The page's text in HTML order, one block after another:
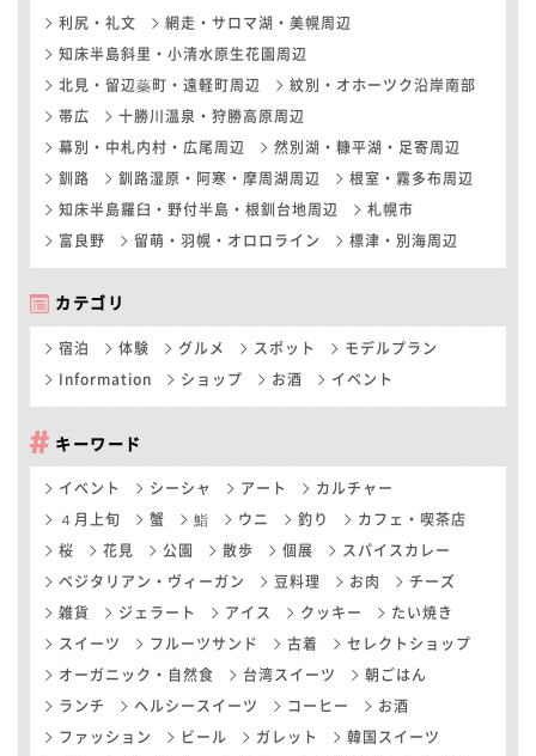
利尻・礼文 網走・サロマ湖・美幌周辺
知床半島斜里・小清水原生花園周辺
北見・留辺蘂町・遠軽町周辺 紋別・オホーツク沿岸南部
帯広 十勝川温泉・狩勝高原周辺
幕別・中札内村・広尾周辺 然別湖・糠平湖・足寄周辺
釧路 釧路湿原・阿寒・摩周湖周辺 根室・霧多布周辺
知床半島羅臼・野付半島・根釧台地周辺 札幌市
富良野 留萌・羽幌・オロロライン 標津・別海周辺
カテゴリ
宿泊 体験 グルメ スポット モデルプラン
Information ショップ お酒 イベント
キーワード
イベント シーシャ アート カルチャー
４月上旬 蟹 鮨 ウニ 釣り カフェ・喫茶店
桜 花見 公園 散歩 個展 スパイスカレー
ベジタリアン・ヴィーガン 豆料理 お肉 チーズ
雑貨 ジェラート アイス クッキー たい焼き
スイーツ フルーツサンド 古着 セレクトショップ
オーガニック・自然食 台湾スイーツ 朝ごはん
ランチ ヘルシースイーツ コーヒー お酒
ファッション ビール ガレット 韓国スイーツ